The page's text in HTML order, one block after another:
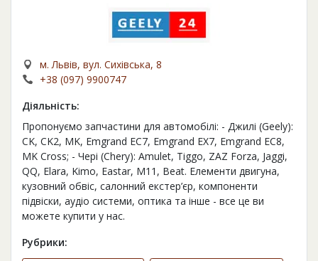
м. Львів, вул. Сихівська, 8
+38 (097) 9900747
Діяльність:
Пропонуємо запчастини для автомобілі: - Джилі (Geely):
CK, CK2, MK, Emgrand EC7, Emgrand EX7, Emgrand EC8,
MK Cross; - Чері (Chery): Amulet, Tiggo, ZAZ Forza, Jaggi,
QQ, Elara, Kimo, Eastar, M11, Beat. Елементи двигуна,
кузовний обвіс, салонний екстер’єр, компоненти
підвіски, аудіо системи, оптика та інше - все це ви
можете купити у нас.
Рубрики: